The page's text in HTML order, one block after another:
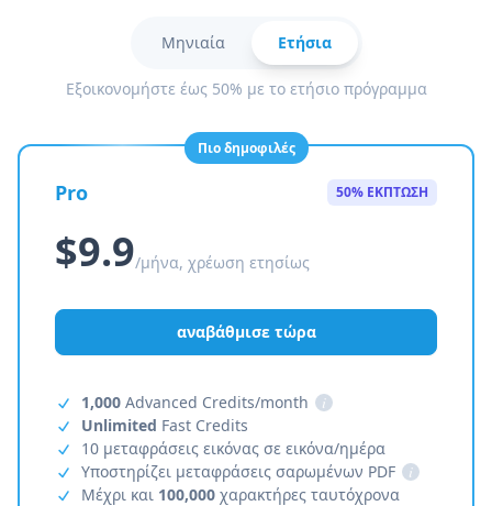
Μηνιαία Ετήσια
Εξοικονομήστε έως 50% με το ετήσιο πρόγραμμα
Πιο δημοφιλές
Pro 50% ΕΚΠΤΩΣΗ
$9.9/μήνα, χρέωση ετησίως
αναβάθμισε τώρα
1,000 Advanced Credits/month
i
Unlimited Fast Credits
10 μεταφράσεις εικόνας σε εικόνα/ημέρα
Υποστηρίζει μεταφράσεις σαρωμένων PDF
i
Μέχρι και 100,000 χαρακτήρες ταυτόχρονα